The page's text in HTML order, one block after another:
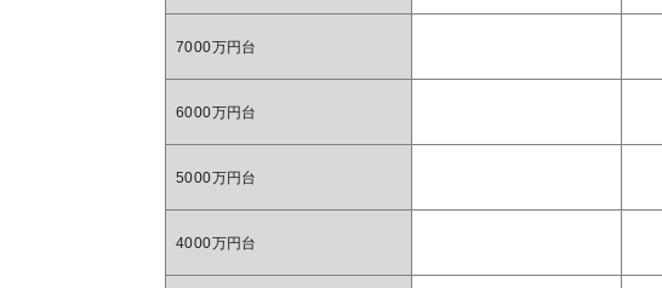
7000万円台
6000万円台
5000万円台
4000万円台